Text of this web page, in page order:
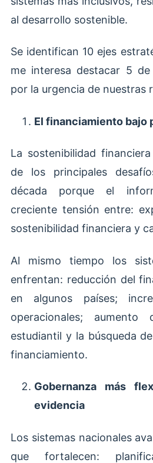
al desarrollo sostenible.
Se identifican 10 ejes
me interesa destacar 5 de
por la urgencia de nuestras
El financiamiento bajo
La sostenibilidad
de los principales
década porque el
creciente tensión entre:
sostenibilidad financiera y
Al mismo tiempo los
enfrentan: reducción del
en algunos países;
operacionales; aumento
estudiantil y la búsqueda
financiamiento.
Gobernanza más
evidencia
Los sistemas nacionales
que fortalecen: